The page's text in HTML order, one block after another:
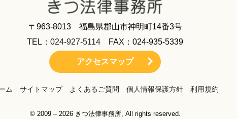
〒963-8013 福島県郡山市神明町14番3号
TEL： 024-927-5114 FAX：024-935-5339
アクセスマップ
ム サイトマップ よくあるご質問 個人情報保護方針 利用規約
© 2009 – 2026 きつ法律事務所, All rights reserved.